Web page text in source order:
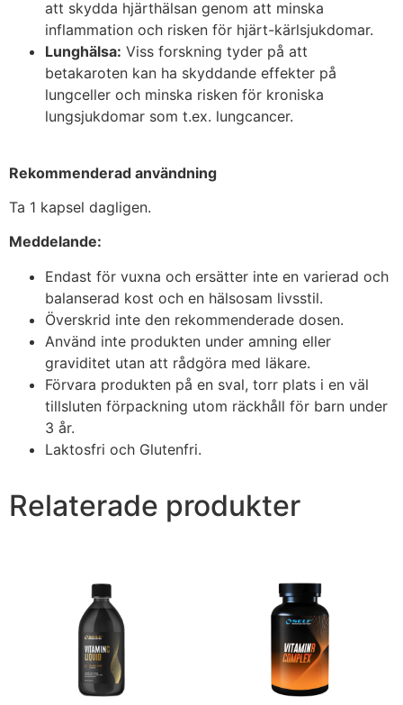
att skydda hjärthälsan genom att minska
inflammation och risken för hjärt-kärlsjukdomar.
Lunghälsa: Viss forskning tyder på att
betakaroten kan ha skyddande effekter på
lungceller och minska risken för kroniska
lungsjukdomar som t.ex. lungcancer.
Rekommenderad användning
Ta 1 kapsel dagligen.
Meddelande:
Endast för vuxna och ersätter inte en varierad och
balanserad kost och en hälsosam livsstil.
Överskrid inte den rekommenderade dosen.
Använd inte produkten under amning eller
graviditet utan att rådgöra med läkare.
Förvara produkten på en sval, torr plats i en väl
tillsluten förpackning utom räckhåll för barn under
3 år.
Laktosfri och Glutenfri.
Relaterade produkter